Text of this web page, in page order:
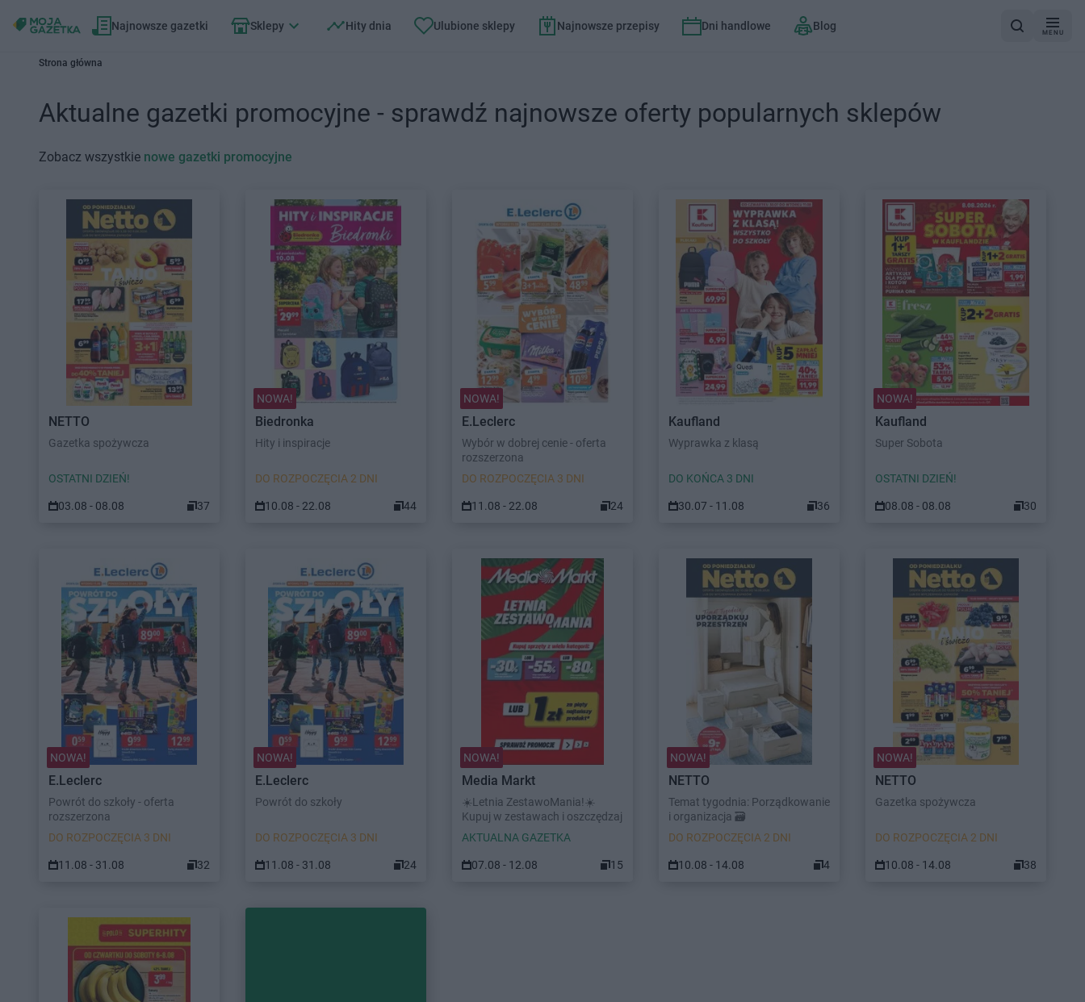
Najnowsze gazetki Sklepy Hity dnia Ulubione sklepy Najnowsze przepisy Dni handlowe Blog
MENU
Strona główna
Aktualne gazetki promocyjne - sprawdź najnowsze oferty popularnych sklepów
Zobacz wszystkie nowe gazetki promocyjne
NETTO
Gazetka spożywcza
OSTATNI DZIEŃ!
03.08 - 08.08 37
NOWA!
Biedronka
Hity i inspiracje
DO ROZPOCZĘCIA 2 DNI
10.08 - 22.08 44
NOWA!
E.Leclerc
Wybór w dobrej cenie - oferta
rozszerzona
DO ROZPOCZĘCIA 3 DNI
11.08 - 22.08 24
Kaufland
Wyprawka z klasą
DO KOŃCA 3 DNI
30.07 - 11.08 36
NOWA!
Kaufland
Super Sobota
OSTATNI DZIEŃ!
08.08 - 08.08 30
NOWA!
E.Leclerc
Powrót do szkoły - oferta
rozszerzona
DO ROZPOCZĘCIA 3 DNI
11.08 - 31.08 32
NOWA!
E.Leclerc
Powrót do szkoły
DO ROZPOCZĘCIA 3 DNI
11.08 - 31.08 24
NOWA!
Media Markt
☀️Letnia ZestawoMania!☀️
Kupuj w zestawach i oszczędzaj
AKTUALNA GAZETKA
07.08 - 12.08 15
NOWA!
NETTO
Temat tygodnia: Porządkowanie
i organizacja 🗃️
DO ROZPOCZĘCIA 2 DNI
10.08 - 14.08 4
NOWA!
NETTO
Gazetka spożywcza
DO ROZPOCZĘCIA 2 DNI
10.08 - 14.08 38